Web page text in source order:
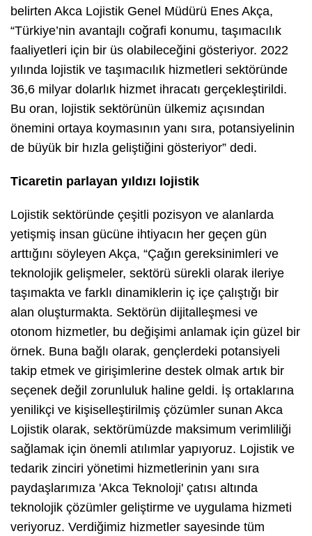
belirten Akca Lojistik Genel Müdürü Enes Akça,
“Türkiye’nin avantajlı coğrafi konumu, taşımacılık
faaliyetleri için bir üs olabileceğini gösteriyor. 2022
yılında lojistik ve taşımacılık hizmetleri sektöründe
36,6 milyar dolarlık hizmet ihracatı gerçekleştirildi.
Bu oran, lojistik sektörünün ülkemiz açısından
önemini ortaya koymasının yanı sıra, potansiyelinin
de büyük bir hızla geliştiğini gösteriyor” dedi.
Ticaretin parlayan yıldızı lojistik
Lojistik sektöründe çeşitli pozisyon ve alanlarda
yetişmiş insan gücüne ihtiyacın her geçen gün
arttığını söyleyen Akça, “Çağın gereksinimleri ve
teknolojik gelişmeler, sektörü sürekli olarak ileriye
taşımakta ve farklı dinamiklerin iç içe çalıştığı bir
alan oluşturmakta. Sektörün dijitalleşmesi ve
otonom hizmetler, bu değişimi anlamak için güzel bir
örnek. Buna bağlı olarak, gençlerdeki potansiyeli
takip etmek ve girişimlerine destek olmak artık bir
seçenek değil zorunluluk haline geldi. İş ortaklarına
yenilikçi ve kişiselleştirilmiş çözümler sunan Akca
Lojistik olarak, sektörümüzde maksimum verimliliği
sağlamak için önemli atılımlar yapıyoruz. Lojistik ve
tedarik zinciri yönetimi hizmetlerinin yanı sıra
paydaşlarımıza 'Akca Teknoloji' çatısı altında
teknolojik çözümler geliştirme ve uygulama hizmeti
veriyoruz. Verdiğimiz hizmetler sayesinde tüm